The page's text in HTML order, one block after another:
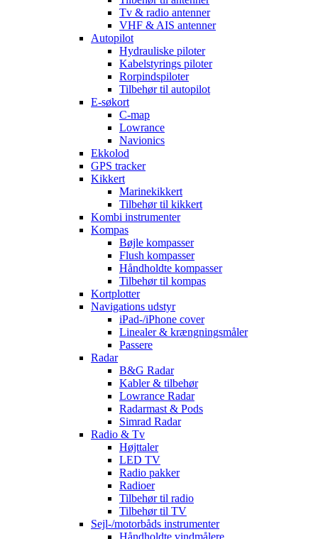
Tv & radio antenner
VHF & AIS antenner
Autopilot
Hydrauliske piloter
Kabelstyrings piloter
Rorpindspiloter
Tilbehør til autopilot
E-søkort
C-map
Lowrance
Navionics
Ekkolod
GPS tracker
Kikkert
Marinekikkert
Tilbehør til kikkert
Kombi instrumenter
Kompas
Bøjle kompasser
Flush kompasser
Håndholdte kompasser
Tilbehør til kompas
Kortplotter
Navigations udstyr
iPad-/iPhone cover
Linealer & krængningsmåler
Passere
Radar
B&G Radar
Kabler & tilbehør
Lowrance Radar
Radarmast & Pods
Simrad Radar
Radio & Tv
Højttaler
LED TV
Radio pakker
Radioer
Tilbehør til radio
Tilbehør til TV
Sejl-/motorbåds instrumenter